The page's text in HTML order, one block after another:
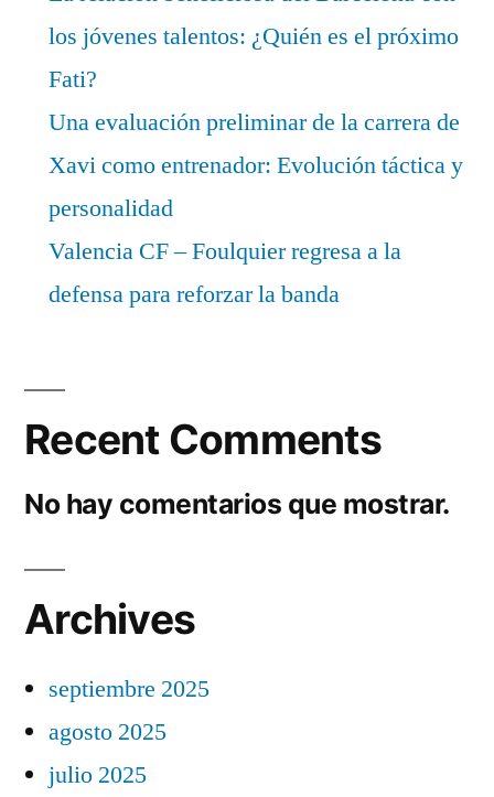
los jóvenes talentos: ¿Quién es el próximo
Fati?
Una evaluación preliminar de la carrera de
Xavi como entrenador: Evolución táctica y
personalidad
Valencia CF – Foulquier regresa a la
defensa para reforzar la banda
Recent Comments
No hay comentarios que mostrar.
Archives
septiembre 2025
agosto 2025
julio 2025